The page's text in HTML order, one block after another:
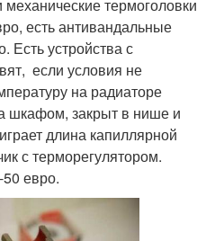
термоголовки
есть антивандальные
Есть устройства с
если условия не
на радиаторе
шкафом, закрыт в нише и
длина капиллярной
с терморегулятором.
евро.